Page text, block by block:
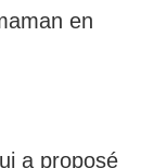
en
a proposé